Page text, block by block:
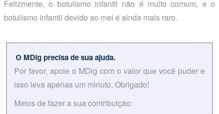
Felizmente, o botulismo infantil não é muito comum, e o
botulismo infantil devido ao mel é ainda mais raro.
O MDig precisa de sua ajuda.
Por favor, apoie o MDig com o valor que você puder e
isso leva apenas um minuto. Obrigado!
Meios de fazer a sua contribuição: